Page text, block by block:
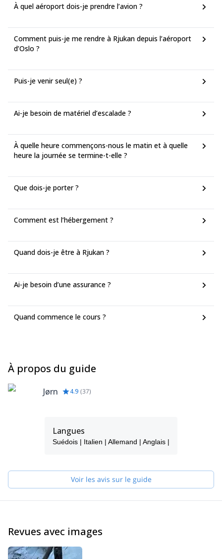
À quel aéroport dois-je prendre l’avion ?
Comment puis-je me rendre à Rjukan depuis l’aéroport
d’Oslo ?
Puis-je venir seul(e) ?
Ai-je besoin de matériel d’escalade ?
À quelle heure commençons-nous le matin et à quelle
heure la journée se termine-t-elle ?
Que dois-je porter ?
Comment est l’hébergement ?
Quand dois-je être à Rjukan ?
Ai-je besoin d’une assurance ?
Quand commence le cours ?
À propos du guide
Jørn 4.9 (37)
Langues
Suédois | Italien | Allemand | Anglais |
Voir les avis sur le guide
Revues avec images